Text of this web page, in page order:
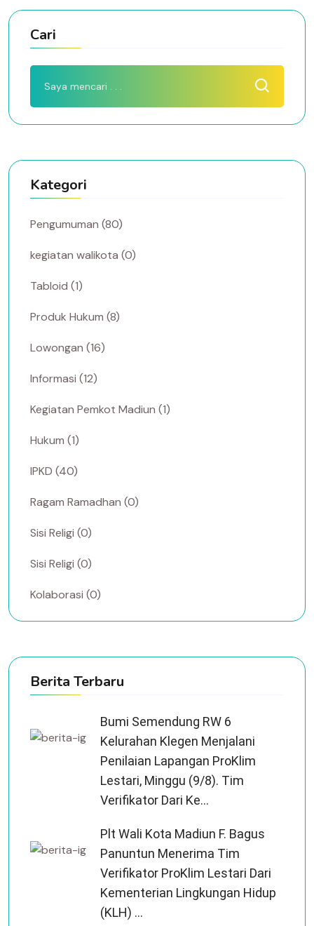
Cari
Kategori
Pengumuman (80)
kegiatan walikota (0)
Tabloid (1)
Produk Hukum (8)
Lowongan (16)
Informasi (12)
Kegiatan Pemkot Madiun (1)
Hukum (1)
IPKD (40)
Ragam Ramadhan (0)
Sisi Religi (0)
Sisi Religi (0)
Kolaborasi (0)
Berita Terbaru
Bumi Semendung RW 6
Kelurahan Klegen Menjalani
Penilaian Lapangan ProKlim
Lestari, Minggu (9/8). Tim
Verifikator Dari Ke...
Plt Wali Kota Madiun F. Bagus
Panuntun Menerima Tim
Verifikator ProKlim Lestari Dari
Kementerian Lingkungan Hidup
(KLH) ...